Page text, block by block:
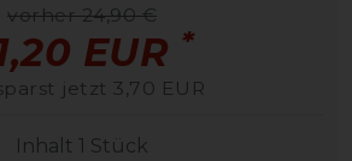
vorher 24,90 €
EUR *
jetzt 3,70 EUR
Inhalt 1 Stück